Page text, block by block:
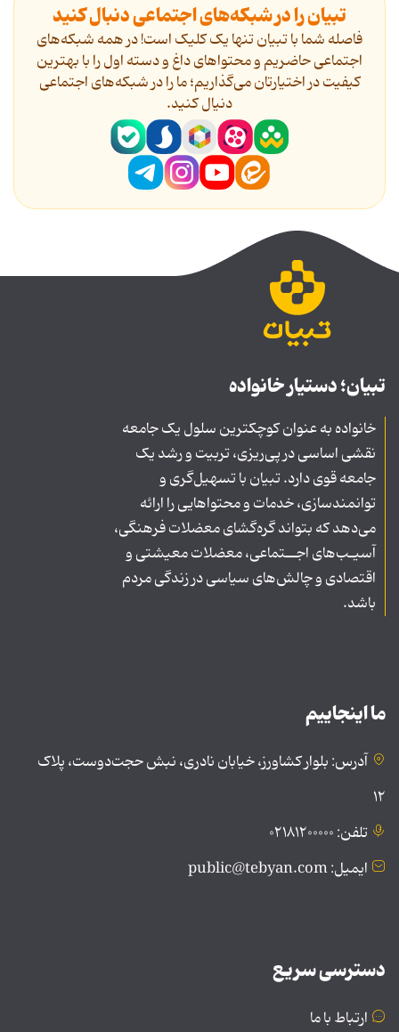
تبیان را در شبکه‌های اجتماعی دنبال کنید
فاصله شما با تبیان تنها یک کلیک است! در همه شبکه‌های
اجتماعی حاضریم و محتواهای داغ و دسته اول را با بهترین
کیفیت در اختیارتان می‌گذاریم؛ ما را در شبکه‌های اجتماعی
دنیال کنید.
تبیان؛ دستیار خانواده
خانواده به عنوان کوچکترین سلول یک جامعه
نقشی اساسی در پی‌ریزی، تربیت و رشد یک
جامعه قوی دارد. تبیان با تسهیل‌گری و
توانمندسازی، خدمات و محتواهایی را ارائه
می‌دهد که بتواند گره‌گشای معضلات فرهنگی،
آسیـب‌های اجــتماعی، معضلات معیشتی و
اقتصادی و چالش‌های سیاسی در زندگی مردم
باشد.
ما اینجاییم
آدرس: بلوار کشاورز، خیابان نادری، نبش حجت‌دوست، پلاک
۱۲
تلفن: ۰۲۱۸۱۲۰۰۰۰۰
ایمیل: public@tebyan.com
دسترسی سریع
ارتباط با ما